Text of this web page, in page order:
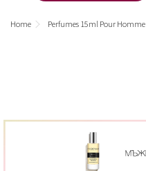
THE NICHE COLLECTION
Home Perfumes 15ml Pour Homme